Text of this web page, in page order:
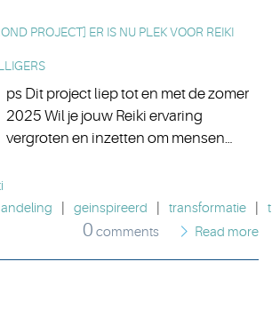
PROJECT] ER IS NU PLEK VOOR REIKI
ps Dit project liep tot en met de zomer
2025 Wil je jouw Reiki ervaring
vergroten en inzetten om mensen…
geinspireerd transformatie
0 comments Read more